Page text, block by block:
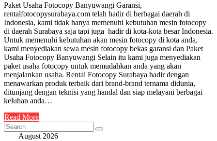
Paket Usaha Fotocopy Banyuwangi Garansi,
rentalfotocopysurabaya.com telah hadir di berbagai daerah di
Indonesia, kami tidak hanya memenuhi kebutuhan mesin fotocopy
di daerah Surabaya saja tapi juga hadir di kota-kota besar Indonesia.
Untuk memenuhi kebutuhan akan mesin fotocopy di kota anda,
kami menyediakan sewa mesin fotocopy bekas garansi dan Paket
Usaha Fotocopy Banyuwangi Selain itu kami juga menyediakan
paket usaha fotocopy untuk memudahkan anda yang akan
menjalankan usaha. Rental Fotocopy Surabaya hadir dengan
menawarkan produk terbaik dari brand-brand ternama didunia,
ditunjang dengan teknisi yang handal dan siap melayani berbagai
keluhan anda…
Read More
August 2026